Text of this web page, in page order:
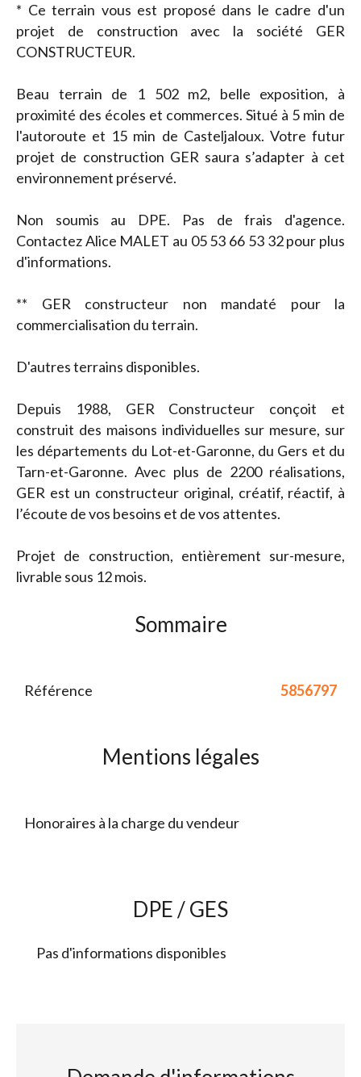
* Ce terrain vous est proposé dans le cadre d'un
projet de construction avec la société GER
CONSTRUCTEUR.
Beau terrain de 1 502 m2, belle exposition, à
proximité des écoles et commerces. Situé à 5 min de
l'autoroute et 15 min de Casteljaloux. Votre futur
projet de construction GER saura s’adapter à cet
environnement préservé.
Non soumis au DPE. Pas de frais d'agence.
Contactez Alice MALET au 05 53 66 53 32 pour plus
d'informations.
** GER constructeur non mandaté pour la
commercialisation du terrain.
D'autres terrains disponibles.
Depuis 1988, GER Constructeur conçoit et
construit des maisons individuelles sur mesure, sur
les départements du Lot-et-Garonne, du Gers et du
Tarn-et-Garonne. Avec plus de 2200 réalisations,
GER est un constructeur original, créatif, réactif, à
l’écoute de vos besoins et de vos attentes.
Projet de construction, entièrement sur-mesure,
livrable sous 12 mois.
Sommaire
Référence 5856797
Mentions légales
Honoraires à la charge du vendeur
DPE / GES
Pas d'informations disponibles